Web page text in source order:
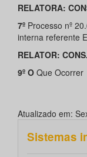
RELATORA:
7º Processo nº
interna referente
RELATOR:
9º O Que Ocorrer
Atualizado em:
Sistemas